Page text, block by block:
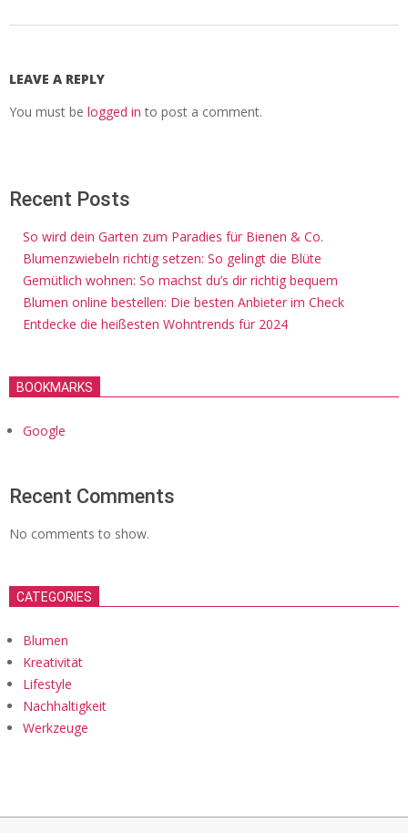
LEAVE A REPLY
You must be logged in to post a comment.
Recent Posts
So wird dein Garten zum Paradies für Bienen & Co.
Blumenzwiebeln richtig setzen: So gelingt die Blüte
Gemütlich wohnen: So machst du’s dir richtig bequem
Blumen online bestellen: Die besten Anbieter im Check
Entdecke die heißesten Wohntrends für 2024
BOOKMARKS
Google
Recent Comments
No comments to show.
CATEGORIES
Blumen
Kreativität
Lifestyle
Nachhaltigkeit
Werkzeuge